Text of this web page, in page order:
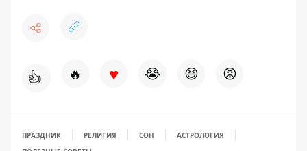
👍 🔥 ♥ 😭 😆 😡
ПРАЗДНИК РЕЛИГИЯ СОН
АСТРОЛОГИЯ